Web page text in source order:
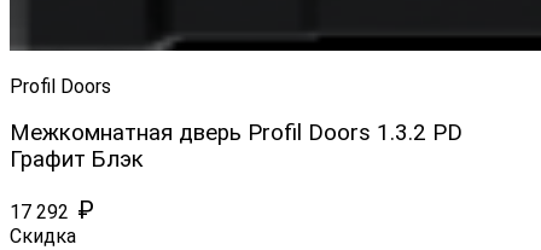
Profil Doors
Межкомнатная дверь Profil Doors 1.3.2 PD
Графит Блэк
17 292 ₽
Скидка